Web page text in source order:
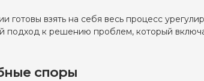
готовы взять на себя весь процесс
к решению проблем, который
споры